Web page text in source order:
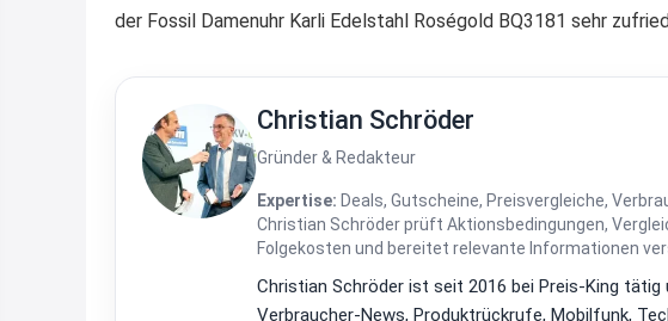
der Fossil Damenuhr Karli Edelstahl Roségold BQ3181 sehr
Christian Schröder
Gründer & Redakteur
Expertise: Deals, Gutscheine, Preisvergleiche,
Christian Schröder prüft Aktionsbedingungen,
Folgekosten und bereitet relevante Informationen
Christian Schröder ist seit 2016 bei Preis-King
Verbraucher-News, Produktrückrufe, Mobilfunk,